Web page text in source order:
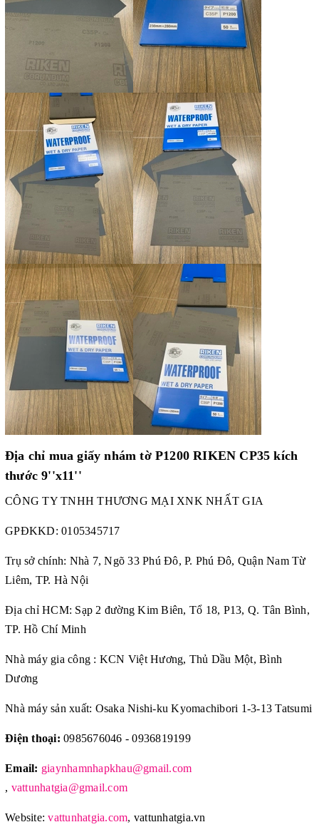
Địa chỉ mua giấy nhám tờ P1200 RIKEN CP35 kích
thước 9''x11''
CÔNG TY TNHH THƯƠNG MẠI XNK NHẤT GIA
GPĐKKD: 0105345717
Trụ sở chính: Nhà 7, Ngõ 33 Phú Đô, P. Phú Đô, Quận Nam Từ
Liêm, TP. Hà Nội
Địa chỉ HCM: Sạp 2 đường Kim Biên, Tổ 18, P13, Q. Tân Bình,
TP. Hồ Chí Minh
Nhà máy gia công : KCN Việt Hương, Thủ Dầu Một, Bình
Dương
Nhà máy sản xuất: Osaka Nishi-ku Kyomachibori 1-3-13 Tatsumi
Điện thoại: 0985676046 - 0936819199
Email: giaynhamnhapkhau@gmail.com
, vattunhatgia@gmail.com
Website: vattunhatgia.com, vattunhatgia.vn